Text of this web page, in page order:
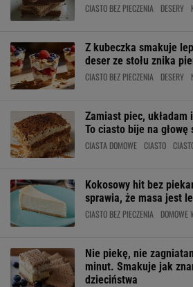
CIASTO BEZ PIECZENIA DESERY
Z kubeczka smakuje
deser ze stołu znika
CIASTO BEZ PIECZENIA DESERY
Zamiast piec,
To ciasto bije na
CIASTA DOMOWE CIASTO
Kokosowy hit bez
sprawia, że masa jest
CIASTO BEZ PIECZENIA DOMOWE
Nie piekę, nie
minut. Smakuje jak
dzieciństwa